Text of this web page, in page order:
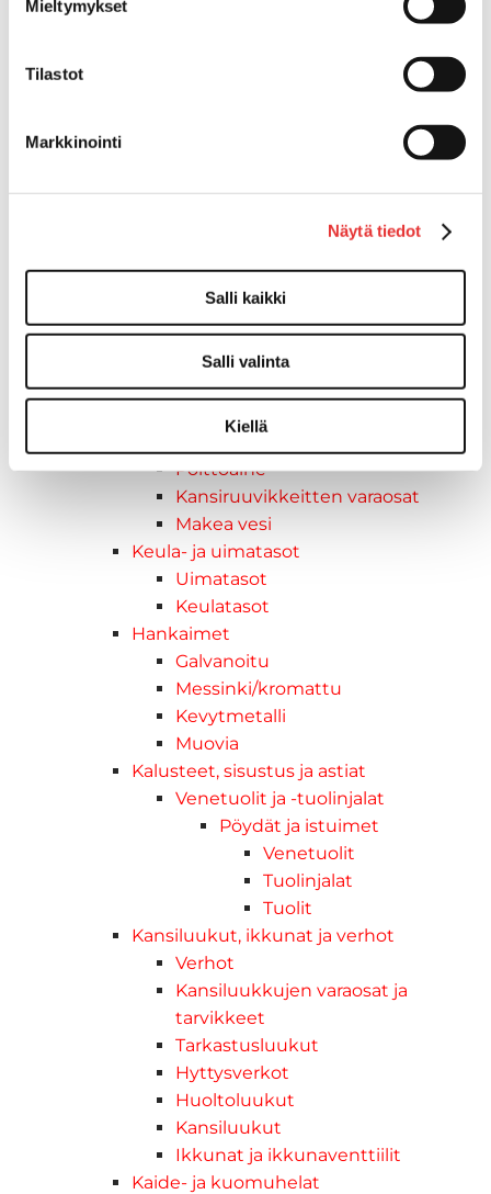
Mieltymykset
Tilastot
Markkinointi
Näytä tiedot
Salli kaikki
Salli valinta
Kiellä
Pollarit
Venerenkaat ja silmukkapultit/-
ruuvit
Vetourat
Kansiruuvikkeet
Jätevesi
Polttoaine
Kansiruuvikkeitten varaosat
Makea vesi
Keula- ja uimatasot
Uimatasot
Keulatasot
Hankaimet
Galvanoitu
Messinki/kromattu
Kevytmetalli
Muovia
Kalusteet, sisustus ja astiat
Venetuolit ja -tuolinjalat
Pöydät ja istuimet
Venetuolit
Tuolinjalat
Tuolit
Kansiluukut, ikkunat ja verhot
Verhot
Kansiluukkujen varaosat ja
tarvikkeet
Tarkastusluukut
Hyttysverkot
Huoltoluukut
Kansiluukut
Ikkunat ja ikkunaventtiilit
Kaide- ja kuomuhelat